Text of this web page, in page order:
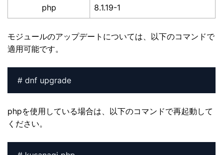
php 8.1.19-1
モジュールのアップデートについては、以下のコマンドで
適用可能です。
# dnf upgrade
phpを使用している場合は、以下のコマンドで再起動して
ください。